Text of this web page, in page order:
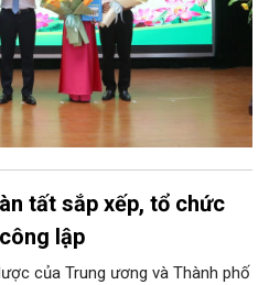
tất sắp xếp, tổ chức
lập
của Trung ương và Thành phố